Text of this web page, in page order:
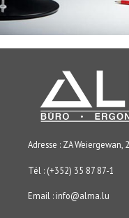
Adresse : ZA Weiergewan,
Tél : (+352) 35 87 87-1
Email : info@alma.lu